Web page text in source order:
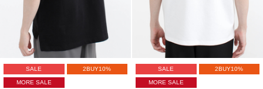
SALE 2BUY10%
MORE SALE
SALE 2BUY10%
MORE SALE